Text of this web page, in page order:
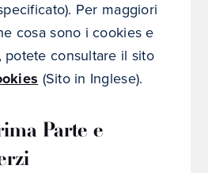
Per maggiori
cosa sono i cookies e
potete consultare il sito
(Sito in Inglese).
Parte e